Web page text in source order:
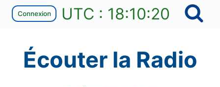
Connexion UTC : 18:10:20
Écouter la Radio